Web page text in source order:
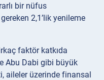
bir nüfus
2,1’lik yenileme
faktör katkıda
Abu Dabi gibi büyük
aileler üzerinde finansal